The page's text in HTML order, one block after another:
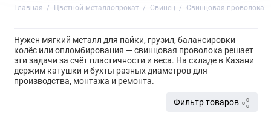
Главная Цветной металлопрокат Свинец Свинцовая проволока
Нужен мягкий металл для пайки, грузил, балансировки
колёс или опломбирования — свинцовая проволока решает
эти задачи за счёт пластичности и веса. На складе в Казани
держим катушки и бухты разных диаметров для
производства, монтажа и ремонта.
Фильтр товаров